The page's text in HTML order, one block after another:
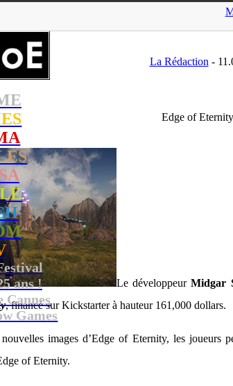
ans !
Cannes
Games
La Rédaction -
Edge of
Le développeurMidgar
, financé sur Kickstarter à hauteur 161,000 dollars.
images d’Edge of Eternity, les joueurs
of Eternity.